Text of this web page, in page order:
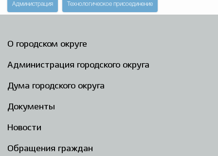
Администрация Технологическое присоединение
О городском округе
Администрация городского округа
Дума городского округа
Документы
Новости
Обращения граждан